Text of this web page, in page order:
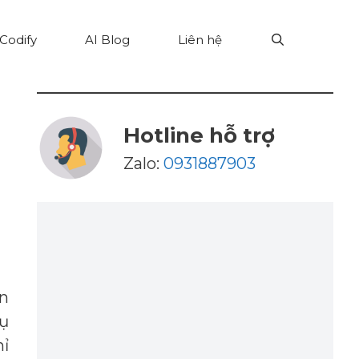
Codify AI Blog Liên hệ
Hotline hỗ trợ
Zalo: 0931887903